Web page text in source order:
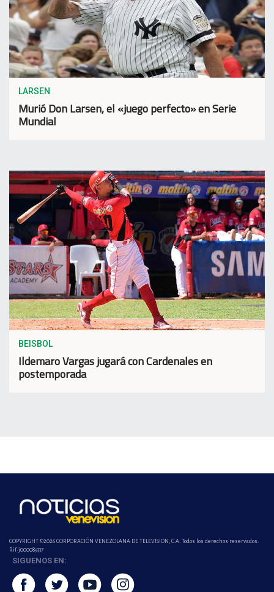
LARSEN
Murió Don Larsen, el «juego perfecto» en Serie
Mundial
BEISBOL
Ildemaro Vargas jugará con Cardenales en
postemporada
COPYRIGHT ©2026 CORPORACIÓN VENEZOLANA DE TELEVISION, C.A. Todos los derechos reservados.
Rif-j000089337
SIGUENOS EN: